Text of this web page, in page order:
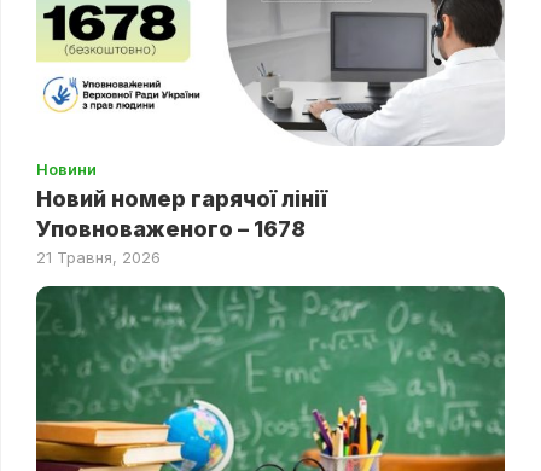
Новини
Новий номер гарячої лінії
Уповноваженого – 1678
21 Травня, 2026